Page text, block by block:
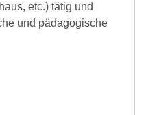
etc.) tätig und
und pädagogische